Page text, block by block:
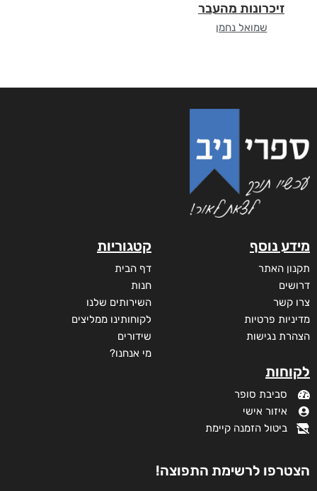
זיכרונות מהעבר
שמואל נחמן
מידע נוסף
תקנון האתר
דרושים
צרו קשר
מדיניות פרטיות
הצהרת נגישות
לקוחות
סביבת סופר
איזור אישי
ביטול הזמנה קיימת
קטגוריות
דף הבית
חנות
השירותים שלנו
לקוחותינו ממליצים
שידורים
מי אנחנו?
הצטרפו לרשימת התפוצה!